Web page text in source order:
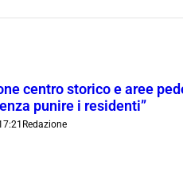
centro storico e aree
punire i residenti”
Redazione